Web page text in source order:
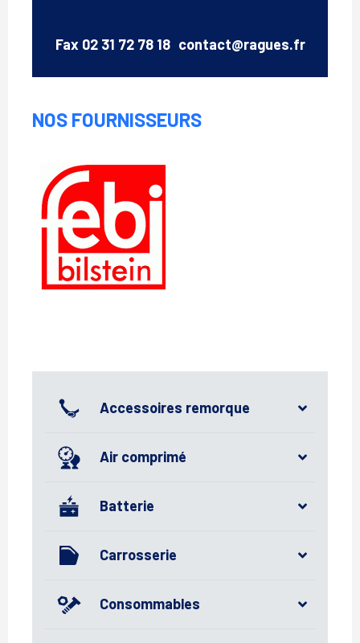
Accessoires remorque
Air comprimé
Batterie
Carrosserie
Consommables
Fax 02 31 72 78 18 Email
contact@ragues.fr
NOS FOURNISSEURS
Febi